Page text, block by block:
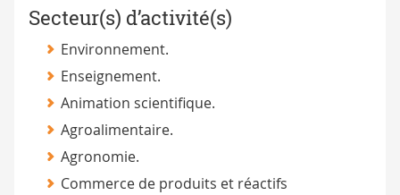
Secteur(s) d’activité(s)
Environnement.
Enseignement.
Animation scientifique.
Agroalimentaire.
Agronomie.
Commerce de produits et réactifs